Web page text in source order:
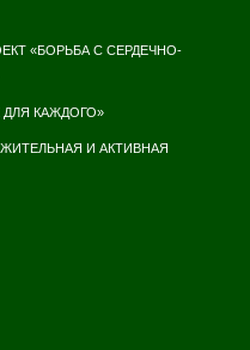
«БОРЬБА С СЕРДЕЧНО-
КАЖДОГО»
И АКТИВНАЯ